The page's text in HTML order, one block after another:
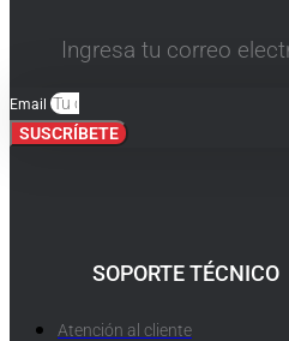
Ingresa tu correo
Email
SUSCRÍBETE
SOPORTE TÉCNICO
Atención al cliente